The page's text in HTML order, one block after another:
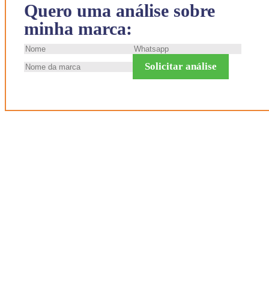
Quero uma análise sobre
minha marca:
Solicitar análise